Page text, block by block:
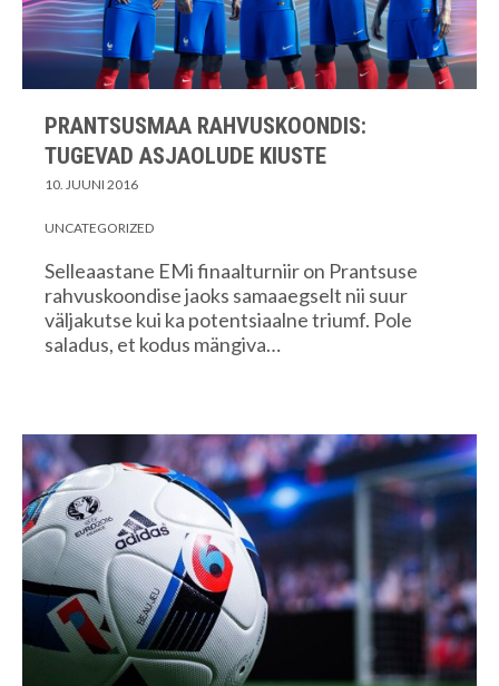
PRANTSUSMAA RAHVUSKOONDIS:
TUGEVAD ASJAOLUDE KIUSTE
10. JUUNI 2016
UNCATEGORIZED
Selleaastane EMi finaalturniir on Prantsuse
rahvuskoondise jaoks samaaegselt nii suur
väljakutse kui ka potentsiaalne triumf. Pole
saladus, et kodus mängiva…